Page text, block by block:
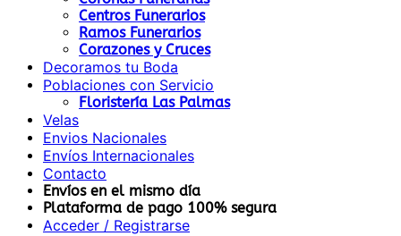
Centros Funerarios
Ramos Funerarios
Corazones y Cruces
Decoramos tu Boda
Poblaciones con Servicio
Floristería Las Palmas
Velas
Envios Nacionales
Envíos Internacionales
Contacto
Envíos en el mismo día
Plataforma de pago 100% segura
Acceder / Registrarse